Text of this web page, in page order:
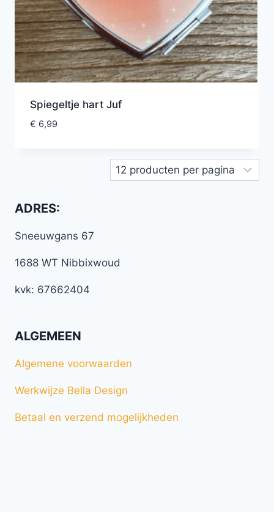
Spiegeltje hart Juf
€ 6,99
ADRES:
Sneeuwgans 67
1688 WT Nibbixwoud
kvk: 67662404
ALGEMEEN
Algemene voorwaarden
Werkwijze Bella Design
Betaal en verzend mogelijkheden